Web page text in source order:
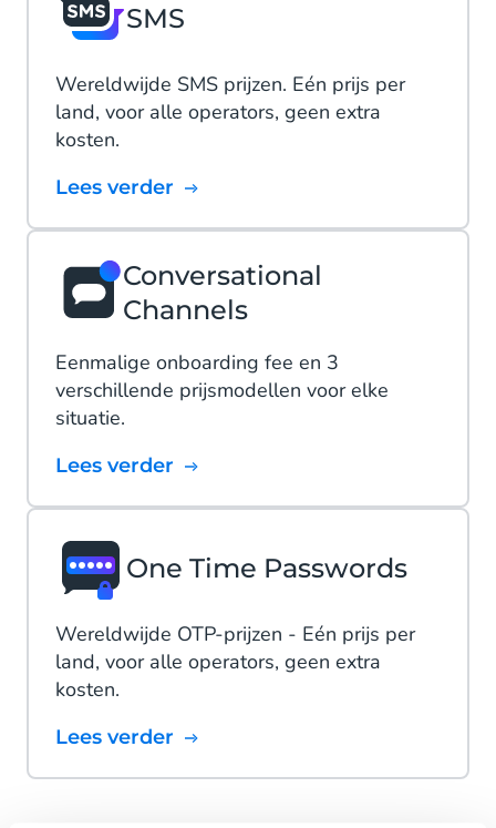
SMS
Wereldwijde SMS prijzen. Eén prijs per
land, voor alle operators, geen extra
kosten.
Lees verder
Conversational
Channels
Eenmalige onboarding fee en 3
verschillende prijsmodellen voor elke
situatie.
Lees verder
One Time Passwords
Wereldwijde OTP-prijzen - Eén prijs per
land, voor alle operators, geen extra
kosten.
Lees verder